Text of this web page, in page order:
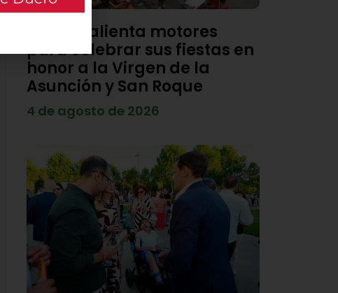
Viana calienta motores
para celebrar sus fiestas en
honor a la Virgen de la
Asunción y San Roque
4 de agosto de 2026